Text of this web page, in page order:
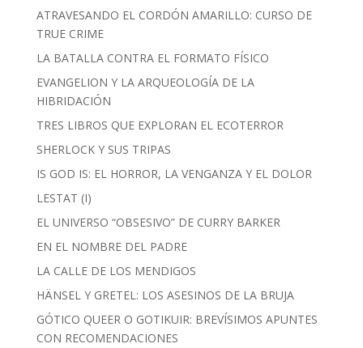
ATRAVESANDO EL CORDÓN AMARILLO: CURSO DE
TRUE CRIME
LA BATALLA CONTRA EL FORMATO FÍSICO
EVANGELION Y LA ARQUEOLOGÍA DE LA
HIBRIDACIÓN
TRES LIBROS QUE EXPLORAN EL ECOTERROR
SHERLOCK Y SUS TRIPAS
IS GOD IS: EL HORROR, LA VENGANZA Y EL DOLOR
LESTAT (I)
EL UNIVERSO “OBSESIVO” DE CURRY BARKER
EN EL NOMBRE DEL PADRE
LA CALLE DE LOS MENDIGOS
HÄNSEL Y GRETEL: LOS ASESINOS DE LA BRUJA
GÓTICO QUEER O GOTIKUIR: BREVÍSIMOS APUNTES
CON RECOMENDACIONES